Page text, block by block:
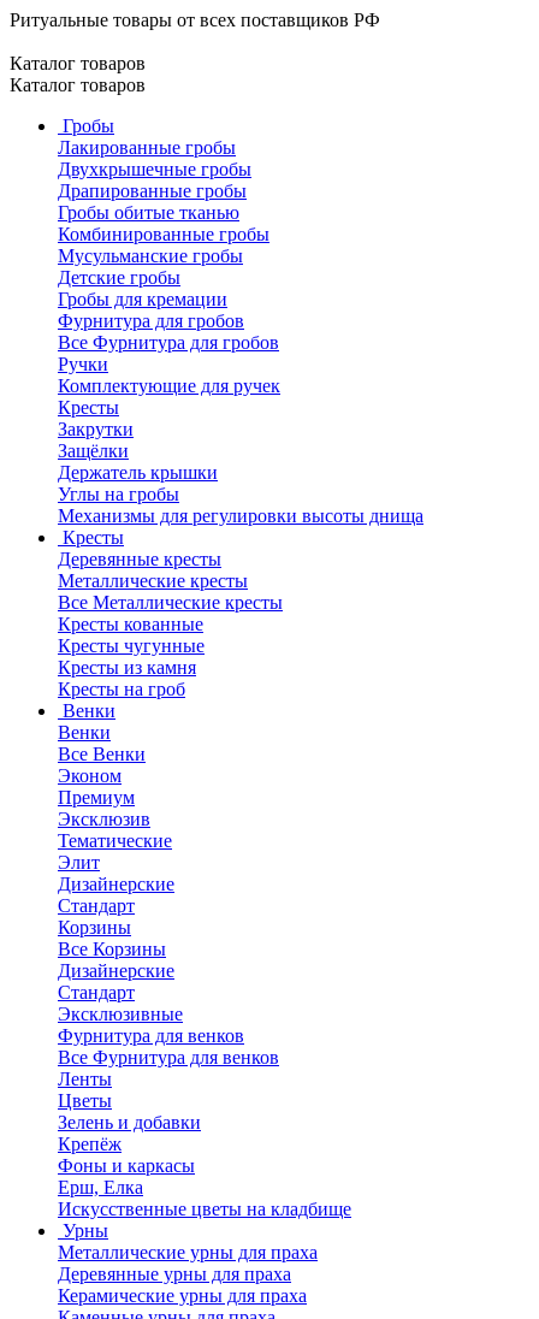
Ритуальные товары от всех поставщиков РФ
Каталог товаров
Каталог товаров
Гробы
Лакированные гробы
Двухкрышечные гробы
Драпированные гробы
Гробы обитые тканью
Комбинированные гробы
Мусульманские гробы
Детские гробы
Гробы для кремации
Фурнитура для гробов
Все Фурнитура для гробов
Ручки
Комплектующие для ручек
Кресты
Закрутки
Защёлки
Держатель крышки
Углы на гробы
Механизмы для регулировки высоты днища
Кресты
Деревянные кресты
Металлические кресты
Все Металлические кресты
Кресты кованные
Кресты чугунные
Кресты из камня
Кресты на гроб
Венки
Венки
Все Венки
Эконом
Премиум
Эксклюзив
Тематические
Элит
Дизайнерские
Стандарт
Корзины
Все Корзины
Дизайнерские
Стандарт
Эксклюзивные
Фурнитура для венков
Все Фурнитура для венков
Ленты
Цветы
Зелень и добавки
Крепёж
Фоны и каркасы
Ерш, Елка
Искусственные цветы на кладбище
Урны
Металлические урны для праха
Деревянные урны для праха
Керамические урны для праха